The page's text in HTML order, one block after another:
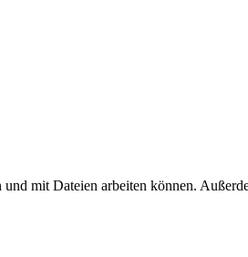
mit Dateien arbeiten können.